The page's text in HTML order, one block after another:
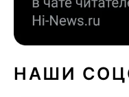
НАШИ